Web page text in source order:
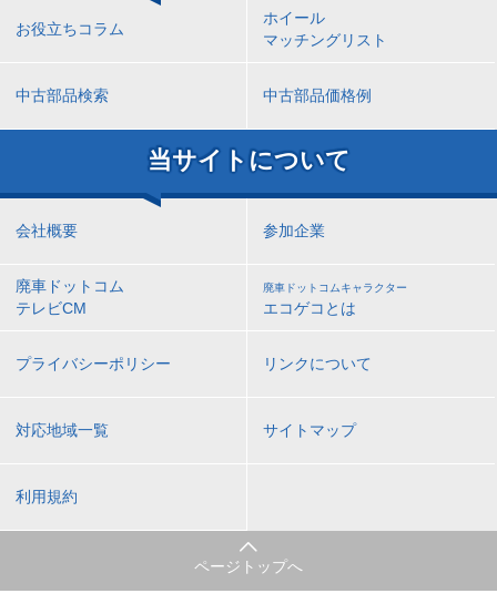
お役立ちコラム
ホイール
マッチングリスト
中古部品検索 中古部品価格例
当サイトについて
会社概要 参加企業
廃車ドットコム
テレビCM
廃車ドットコムキャラクター
エコゲコとは
プライバシーポリシー リンクについて
対応地域一覧 サイトマップ
利用規約
ページトップへ